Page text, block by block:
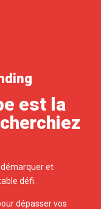
est la
et
défi.
dépasser vos